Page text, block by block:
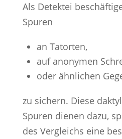
Als Detektei
Spuren
an Tatorten,
auf anonymen
oder ähnlichen
zu sichern. Diese
Spuren dienen dazu,
des Vergleichs eine